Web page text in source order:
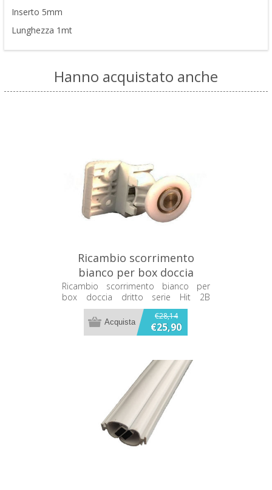
Inserto 5mm
Lunghezza 1mt
Hanno acquistato anche
Ricambio scorrimento
bianco per box doccia
dritto serie Hit 2B MKS101
Ricambio scorrimento bianco per
box doccia dritto serie Hit 2B
MKS101
€28,14
€25,90